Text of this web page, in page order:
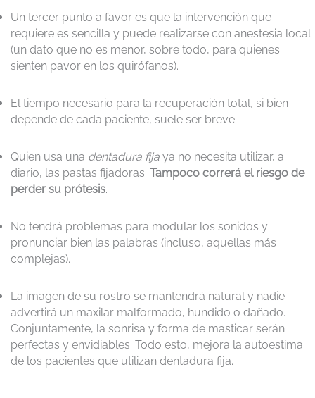
Un tercer punto a favor es que la intervención que
requiere es sencilla y puede realizarse con anestesia local
(un dato que no es menor, sobre todo, para quienes
sienten pavor en los quirófanos).
El tiempo necesario para la recuperación total, si bien
depende de cada paciente, suele ser breve.
Quien usa una dentadura fija ya no necesita utilizar, a
diario, las pastas fijadoras. Tampoco correrá el riesgo de
perder su prótesis.
No tendrá problemas para modular los sonidos y
pronunciar bien las palabras (incluso, aquellas más
complejas).
La imagen de su rostro se mantendrá natural y nadie
advertirá un maxilar malformado, hundido o dañado.
Conjuntamente, la sonrisa y forma de masticar serán
perfectas y envidiables. Todo esto, mejora la autoestima
de los pacientes que utilizan dentadura fija.